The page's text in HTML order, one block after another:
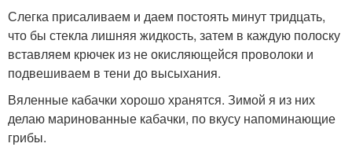
Слегка присаливаем и даем постоять минут тридцать,
что бы стекла лишняя жидкость, затем в каждую полоску
вставляем крючек из не окисляющейся проволоки и
подвешиваем в тени до высыхания.
Вяленные кабачки хорошо хранятся. Зимой я из них
делаю маринованные кабачки, по вкусу напоминающие
грибы.